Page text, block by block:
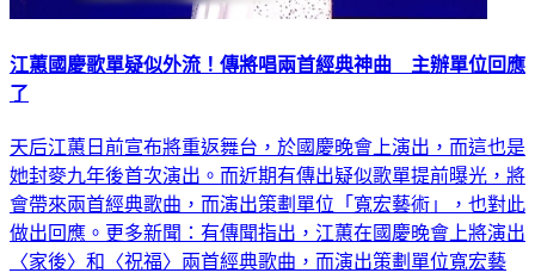
江蕙國慶歌單疑似外流！傳將唱兩首經典神曲 主辦單位回應
了
天后江蕙日前宣布將重返舞台，於國慶晚會上演出，而這也是
她封麥九年後首次演出。而近期有傳出疑似歌單提前曝光，將
會帶來兩首經典歌曲，而演出策劃單位「寬宏藝術」，也對此
做出回應。更多新聞：有傳聞指出，江蕙在國慶晚會上將演出
〈家後〉和〈祝福〉兩首經典歌曲，而演出策劃單位寬宏藝